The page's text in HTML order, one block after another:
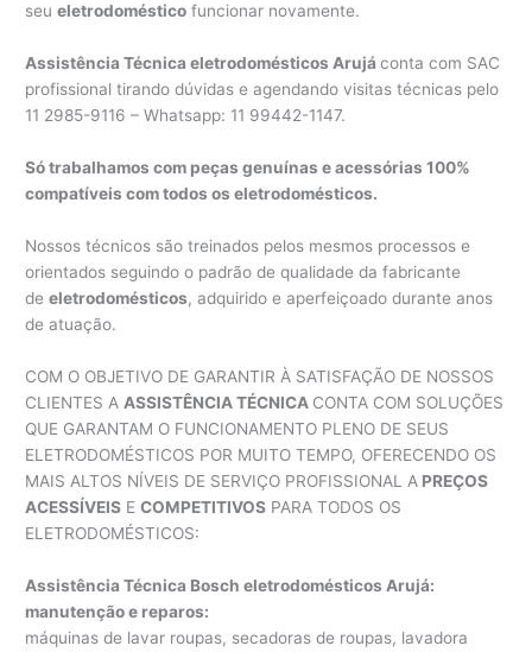
seueletrodoméstico funcionar novamente.
Assistência Técnica eletrodomésticos Arujáconta com SAC
profissional tirando dúvidas e agendando visitas técnicas pelo
11 2985-9116 – Whatsapp: 11 99442-1147.
Só trabalhamos com peças genuínas e acessórias 100%
compatíveis com todos os eletrodomésticos.
Nossos técnicos são treinados pelos mesmos processos e
orientados seguindo o padrão de qualidade da fabricante
deeletrodomésticos, adquirido e aperfeiçoado durante anos
de atuação.
COM O OBJETIVO DE GARANTIR À SATISFAÇÃO DE NOSSOS
CLIENTES A ASSISTÊNCIA TÉCNICA CONTA COM SOLUÇÕES
QUE GARANTAM O FUNCIONAMENTO PLENO DE SEUS
ELETRODOMÉSTICOS POR MUITO TEMPO, OFERECENDO OS
MAIS ALTOS NÍVEIS DE SERVIÇO PROFISSIONAL A PREÇOS
ACESSÍVEIS ECOMPETITIVOS PARA TODOS OS
ELETRODOMÉSTICOS:
Assistência Técnica Bosch eletrodomésticos Arujá:
manutenção e reparos:
máquinas de lavar roupas, secadoras de roupas, lavadora